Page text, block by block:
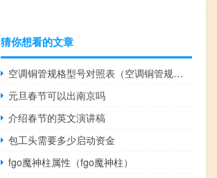
猜你想看的文章
空调铜管规格型号对照表（空调铜管规格型号）
元旦春节可以出南京吗
介绍春节的英文演讲稿
包工头需要多少启动资金
fgo魔神柱属性（fgo魔神柱）